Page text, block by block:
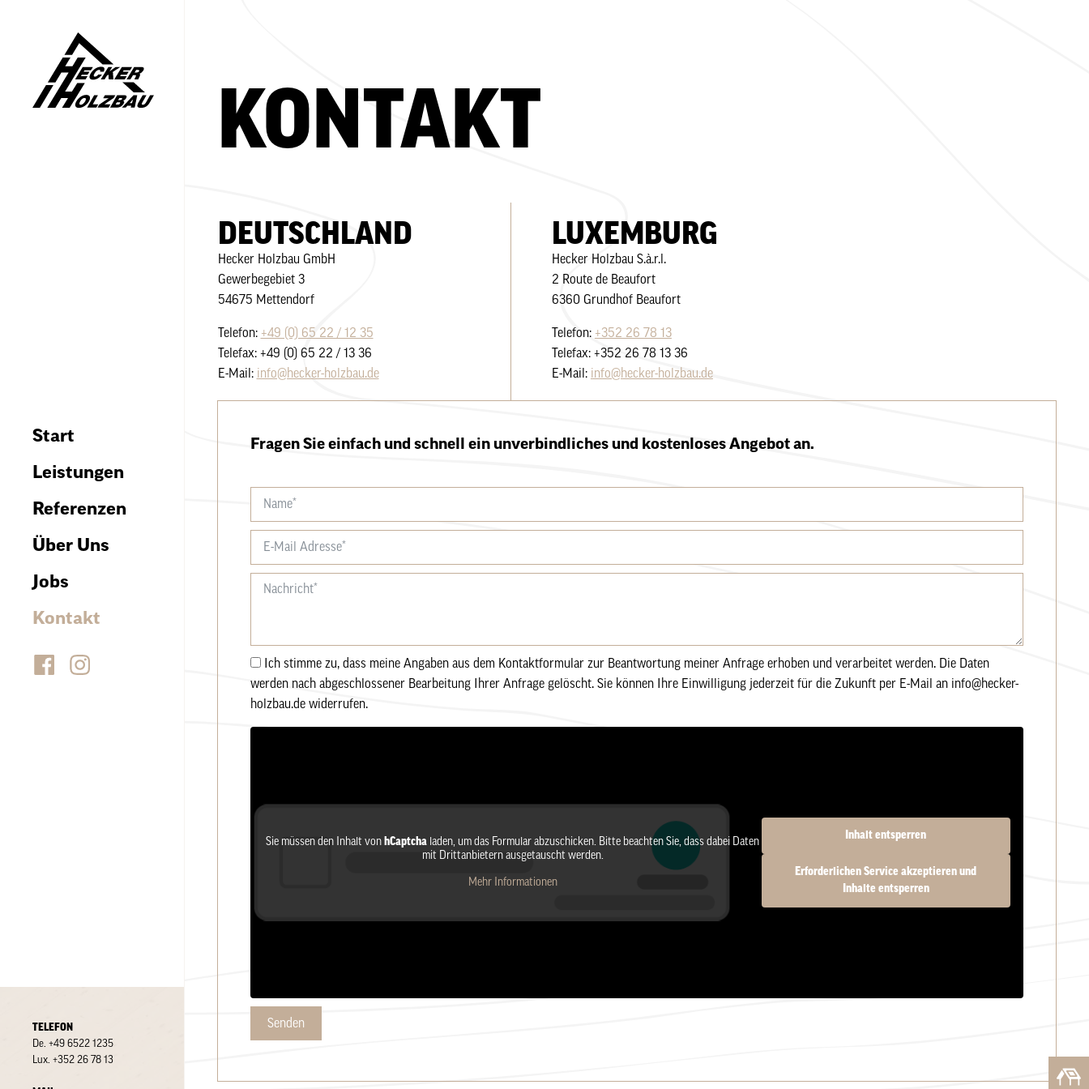
Start
Leistungen
Referenzen
Über Uns
Jobs
Kontakt
TELEFON
De. +49 6522 1235
Lux. +352 26 78 13
KONTAKT
DEUTSCHLAND
Hecker Holzbau GmbH
Gewerbegebiet 3
54675 Mettendorf
Telefon: +49 (0) 65 22 / 12 35
Telefax: +49 (0) 65 22 / 13 36
E-Mail: info@hecker-holzbau.de
LUXEMBURG
Hecker Holzbau S.à.r.l.
2 Route de Beaufort
6360 Grundhof Beaufort
Telefon: +352 26 78 13
Telefax: +352 26 78 13 36
E-Mail: info@hecker-holzbau.de
Fragen Sie einfach und schnell ein unverbindliches und kostenloses Angebot an.
Ich stimme zu, dass meine Angaben aus dem Kontaktformular zur Beantwortung meiner Anfrage erhoben und verarbeitet werden. Die Daten
werden nach abgeschlossener Bearbeitung Ihrer Anfrage gelöscht. Sie können Ihre Einwilligung jederzeit für die Zukunft per E-Mail an info@hecker-
holzbau.de widerrufen.
Sie müssen den Inhalt von hCaptcha laden, um das Formular abzuschicken. Bitte beachten Sie, dass dabei Daten
mit Drittanbietern ausgetauscht werden.
Mehr Informationen
Inhalt entsperren
Erforderlichen Service akzeptieren und
Inhalte entsperren
Senden